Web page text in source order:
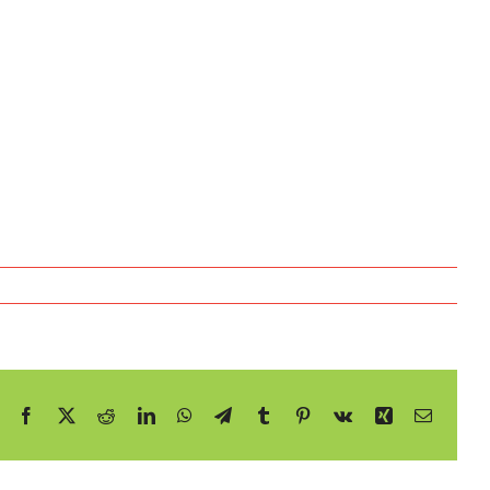
Facebook RedditLinkedInWhatsApp
TelegramTumblr Pinterest
Vk XingE-